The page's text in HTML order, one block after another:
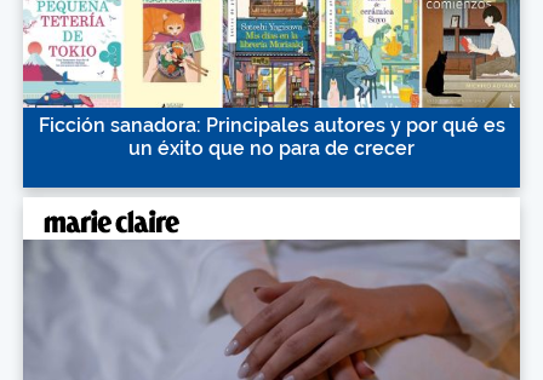
Ficción sanadora: Principales autores y por qué es
un éxito que no para de crecer